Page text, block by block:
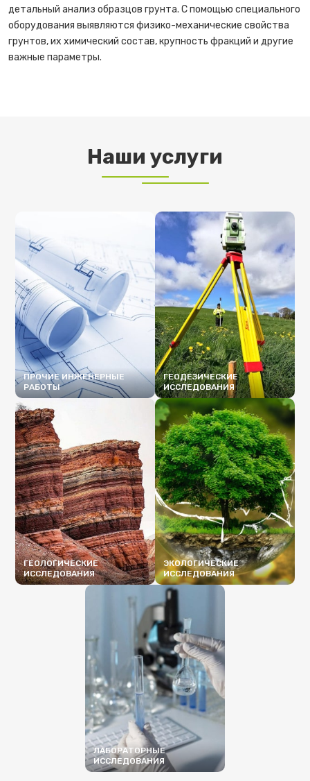
детальный анализ образцов грунта. С помощью специального
оборудования выявляются физико-механические свойства
грунтов, их химический состав, крупность фракций и другие
важные параметры.
Наши услуги
ПРОЧИЕ ИНЖЕНЕРНЫЕ
РАБОТЫ
ПОДРОБНЕЕ
ГЕОДЕЗИЧЕСКИЕ
ИССЛЕДОВАНИЯ
ПОДРОБНЕЕ
ГЕОЛОГИЧЕСКИЕ
ИССЛЕДОВАНИЯ
ЭКОЛОГИЧЕСКИЕ
ИССЛЕДОВАНИЯ
ЛАБОРАТОРНЫЕ
ИССЛЕДОВАНИЯ